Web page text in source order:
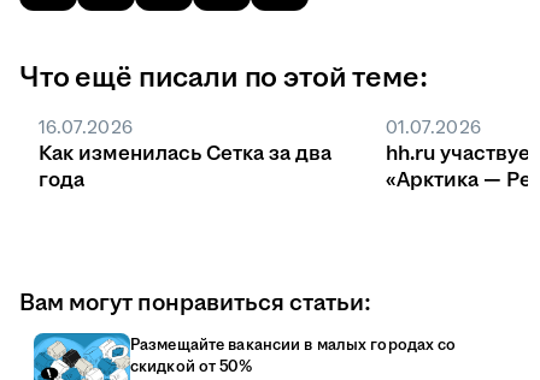
Что ещё писали по этой теме:
16.07.2026
Как изменилась Сетка за два
года
01.07.2026
hh.ru
«Арктика —
Вам могут понравиться статьи:
Размещайте вакансии в малых городах со
скидкой от 50%